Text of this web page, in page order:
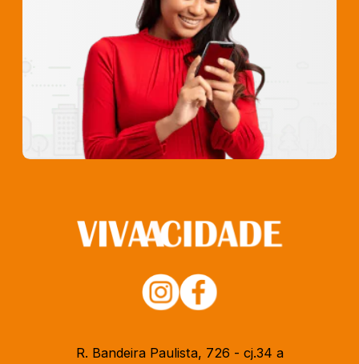
R. Bandeira Paulista, 726 - cj.34 a